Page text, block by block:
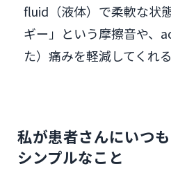
fluid（液体）で柔軟な状
ギー」という摩擦音や、
た）痛みを軽減してくれる
私が患者さんにいつ
シンプルなこと